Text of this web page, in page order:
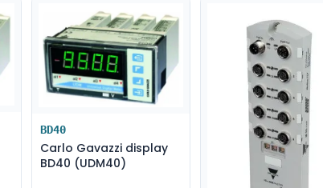
BD40
Carlo Gavazzi display
BD40 (UDM40)